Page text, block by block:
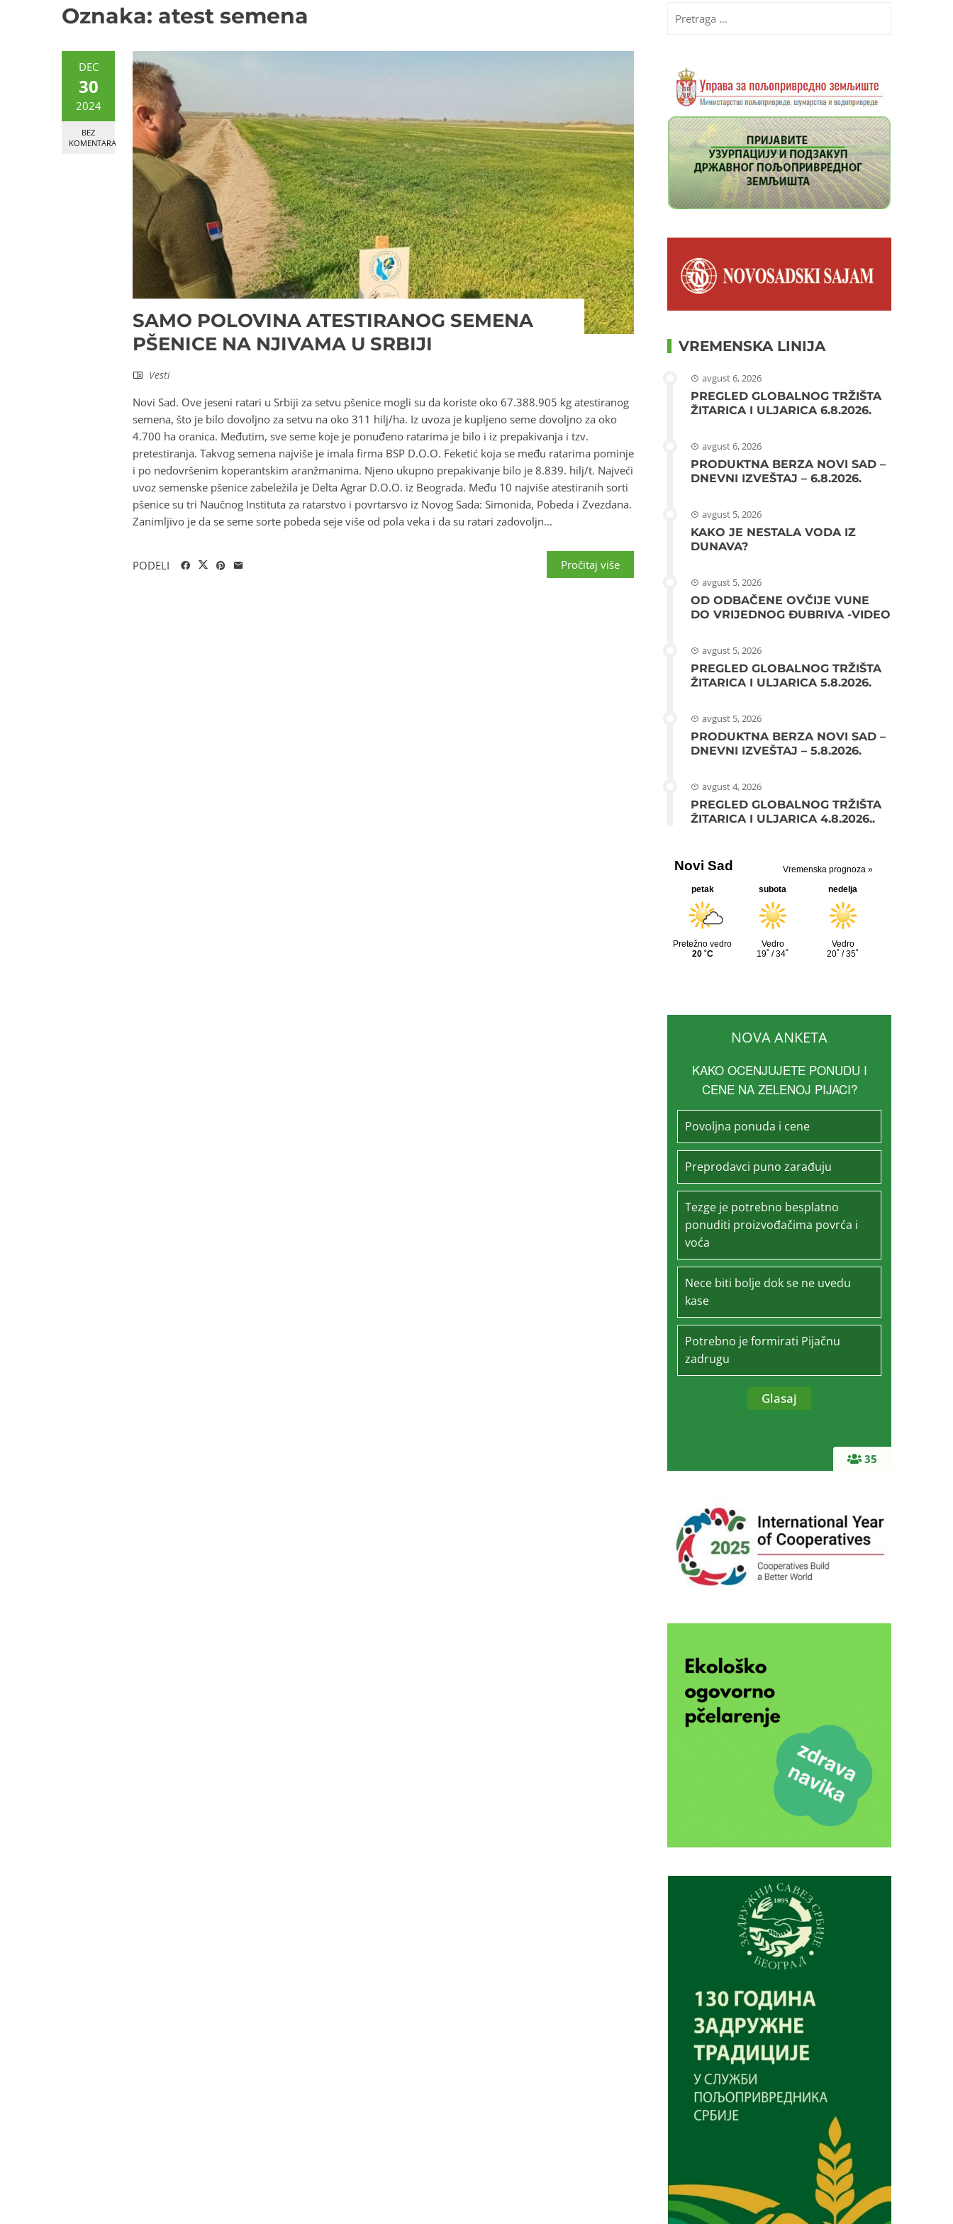
Oznaka: atest semena
DEC
30
2024
BEZ
KOMENTARA
SAMO POLOVINA ATESTIRANOG SEMENA
PŠENICE NA NJIVAMA U SRBIJI
Vesti
Novi Sad. Ove jeseni ratari u Srbiji za setvu pšenice mogli su da koriste oko 67.388.905 kg atestiranog
semena, što je bilo dovoljno za setvu na oko 311 hilj/ha. Iz uvoza je kupljeno seme dovoljno za oko
4.700 ha oranica. Međutim, sve seme koje je ponuđeno ratarima je bilo i iz prepakivanja i tzv.
pretestiranja. Takvog semena najviše je imala firma BSP D.O.O. Feketić koja se među ratarima pominje
i po nedovršenim koperantskim aranžmanima. Njeno ukupno prepakivanje bilo je 8.839. hilj/t. Najveći
uvoz semenske pšenice zabeležila je Delta Agrar D.O.O. iz Beograda. Među 10 najviše atestiranih sorti
pšenice su tri Naučnog Instituta za ratarstvo i povrtarsvo iz Novog Sada: Simonida, Pobeda i Zvezdana.
Zanimljivo je da se seme sorte pobeda seje više od pola veka i da su ratari zadovoljn...
Pročitaj više
PODELI
za:
VREMENSKA LINIJA
avgust 6, 2026
PREGLED GLOBALNOG TRŽIŠTA
ŽITARICA I ULJARICA 6.8.2026.
avgust 6, 2026
PRODUKTNA BERZA NOVI SAD –
DNEVNI IZVEŠTAJ – 6.8.2026.
avgust 5, 2026
KAKO JE NESTALA VODA IZ
DUNAVA?
avgust 5, 2026
OD ODBAČENE OVČIJE VUNE
DO VRIJEDNOG ĐUBRIVA -VIDEO
avgust 5, 2026
PREGLED GLOBALNOG TRŽIŠTA
ŽITARICA I ULJARICA 5.8.2026.
avgust 5, 2026
PRODUKTNA BERZA NOVI SAD –
DNEVNI IZVEŠTAJ – 5.8.2026.
avgust 4, 2026
PREGLED GLOBALNOG TRŽIŠTA
ŽITARICA I ULJARICA 4.8.2026..
35
NOVA ANKETA
KAKO OCENJUJETE PONUDU I
CENE NA ZELENOJ PIJACI?
Povoljna ponuda i cene
Preprodavci puno zarađuju
Tezge je potrebno besplatno
ponuditi proizvođačima povrća i
voća
Nece biti bolje dok se ne uvedu
kase
Potrebno je formirati Pijačnu
zadrugu